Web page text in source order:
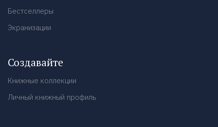
Бестселлеры
Экранизации
Создавайте
Книжные коллекции
Личный книжный профиль